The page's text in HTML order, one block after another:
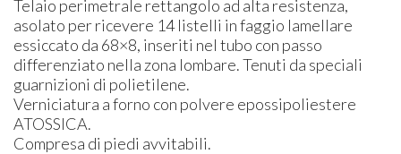
Telaio perimetrale rettangolo ad alta resistenza,
asolato per ricevere 14 listelli in faggio lamellare
essiccato da 68×8, inseriti nel tubo con passo
differenziato nella zona lombare. Tenuti da speciali
guarnizioni di polietilene.
Verniciatura a forno con polvere epossipoliestere
ATOSSICA.
Compresa di piedi avvitabili.